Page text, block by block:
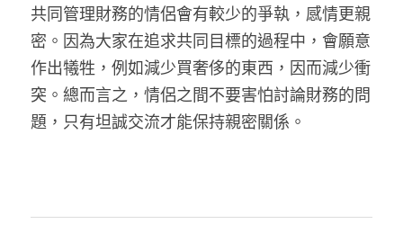
共同管理財務的情侶會有較少的爭執，感情更親
密。因為大家在追求共同目標的過程中，會願意
作出犧牲，例如減少買奢侈的東西，因而減少衝
突。總而言之，情侶之間不要害怕討論財務的問
題，只有坦誠交流才能保持親密關係。